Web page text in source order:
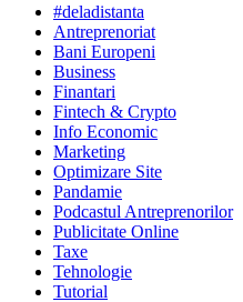
#deladistanta
Antreprenoriat
Bani Europeni
Business
Finantari
Fintech & Crypto
Info Economic
Marketing
Optimizare Site
Pandamie
Podcastul Antreprenorilor
Publicitate Online
Taxe
Tehnologie
Tutorial